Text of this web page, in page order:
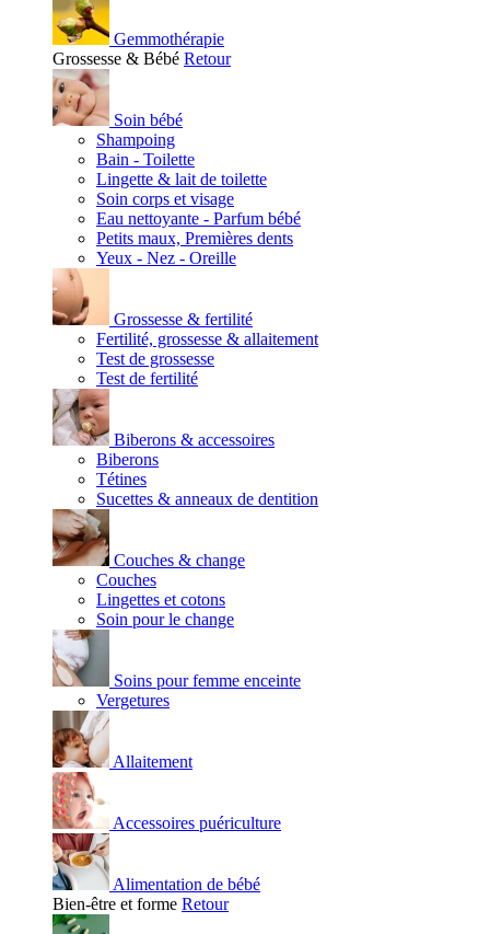
Gemmothérapie
Grossesse & Bébé Retour
Soin bébé
Shampoing
Bain - Toilette
Lingette & lait de toilette
Soin corps et visage
Eau nettoyante - Parfum bébé
Petits maux, Premières dents
Yeux - Nez - Oreille
Grossesse & fertilité
Fertilité, grossesse & allaitement
Test de grossesse
Test de fertilité
Biberons & accessoires
Biberons
Tétines
Sucettes & anneaux de dentition
Couches & change
Couches
Lingettes et cotons
Soin pour le change
Soins pour femme enceinte
Vergetures
Allaitement
Accessoires puériculture
Alimentation de bébé
Bien-être et forme Retour